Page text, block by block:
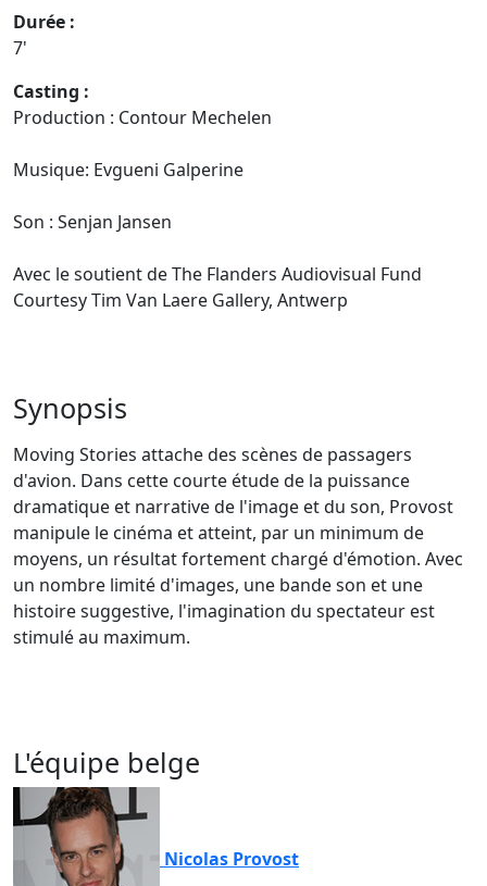
Durée :
7'
Casting :
Production : Contour Mechelen
Musique: Evgueni Galperine
Son : Senjan Jansen
Avec le soutient de The Flanders Audiovisual Fund
Courtesy Tim Van Laere Gallery, Antwerp
Synopsis
Moving Stories attache des scènes de passagers
d'avion. Dans cette courte étude de la puissance
dramatique et narrative de l'image et du son, Provost
manipule le cinéma et atteint, par un minimum de
moyens, un résultat fortement chargé d'émotion. Avec
un nombre limité d'images, une bande son et une
histoire suggestive, l'imagination du spectateur est
stimulé au maximum.
L'équipe belge
Nicolas Provost